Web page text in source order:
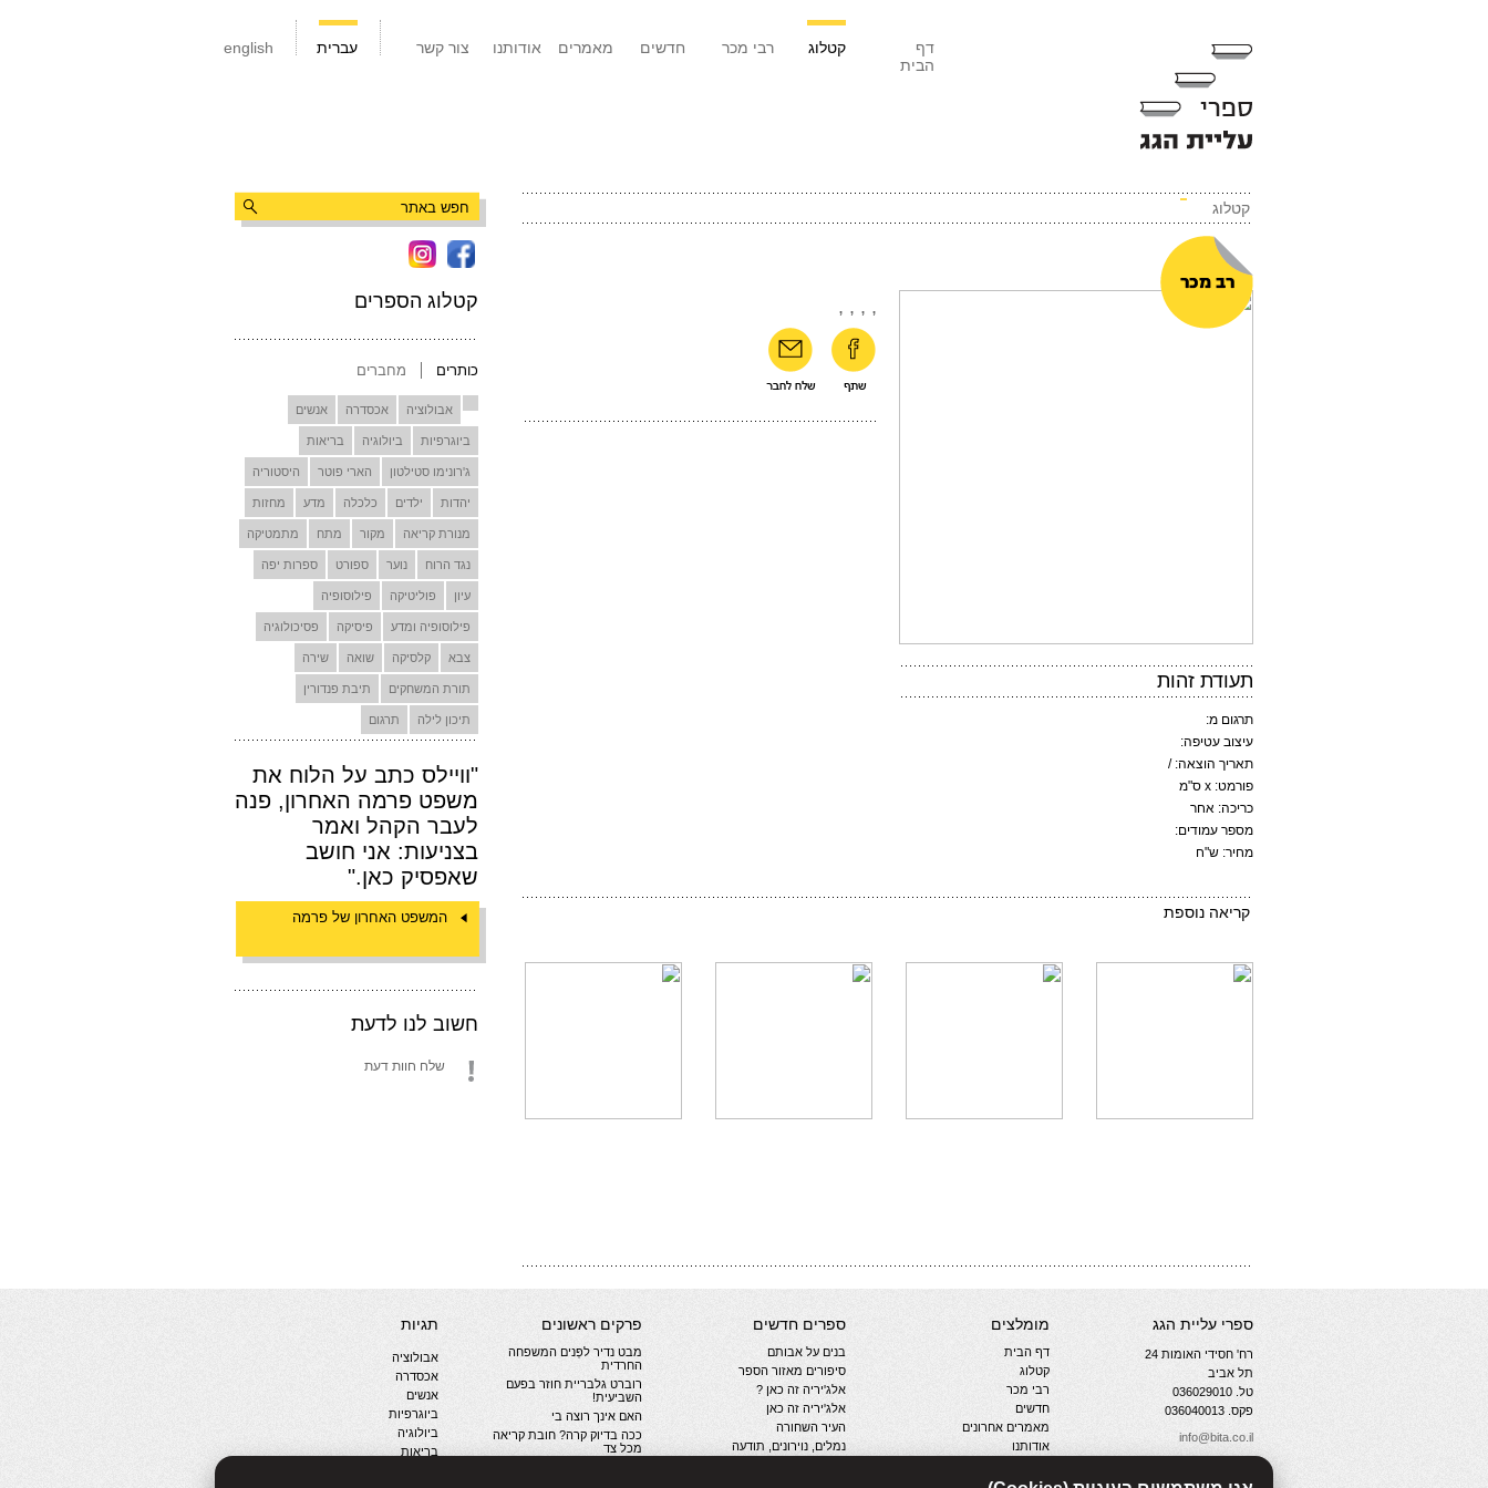
english עברית צור קשר אודותנו מאמרים חדשים רבי מכר קטלוג
דף
הבית
קטלוג הספרים
כותרים מחברים
אבולוציה אכסדרה אנשים
ביוגרפיות ביולוגיה בריאות
ג'רונימו סטילטון הארי פוטר היסטוריה
יהדות ילדים כלכלה מדע מחזות
מנורת קריאה מקור מתח מתמטיקה
נגד הרוח נוער ספורט ספרות יפה
עיון פוליטיקה פילוסופיה
פילוסופיה ומדע פיסיקה פסיכולוגיה
צבא קלסיקה שואה שירה
תורת המשחקים תיבת פנדורין
תיכון לילה תרגום
"וויילס כתב על הלוח את
משפט פרמה האחרון, פנה
לעבר הקהל ואמר
בצניעות: אני חושב
שאפסיק כאן."
המשפט האחרון של פרמה
חשוב לנו לדעת
שלח חוות דעת
קטלוג
תעודת זהות
תרגום מ:
עיצוב עטיפה:
תאריך הוצאה: /
פורמט: x ס"מ
כריכה: אחר
מספר עמודים:
מחיר: ש"ח
,
,
,
,
קריאה נוספת
ספרי עליית הגג
רח' חסידי האומות 24
תל אביב
טל. 036029010
פקס. 036040013
info@bita.co.il
מומלצים
דף הבית
קטלוג
רבי מכר
חדשים
מאמרים אחרונים
אודותנו
מדיניות פרטיות
ספרים חדשים
בנים על אבותם
סיפורים מאזור הספר
אלג'יריה זה כאן ?
אלג'יריה זה כאן
העיר השחורה
נמלים, נוירונים, תודעה
פרקים ראשונים
מבט נדיר לפְּנים המשפחה
החרדית
רוברט גלבריית חוזר בפעם
השביעית!
האם אינך רוצה בי
ככה בדיוק קרה? חובת קריאה
מכל צד
תגיות
אבולוציה
אכסדרה
אנשים
ביוגרפיות
ביולוגיה
בריאות